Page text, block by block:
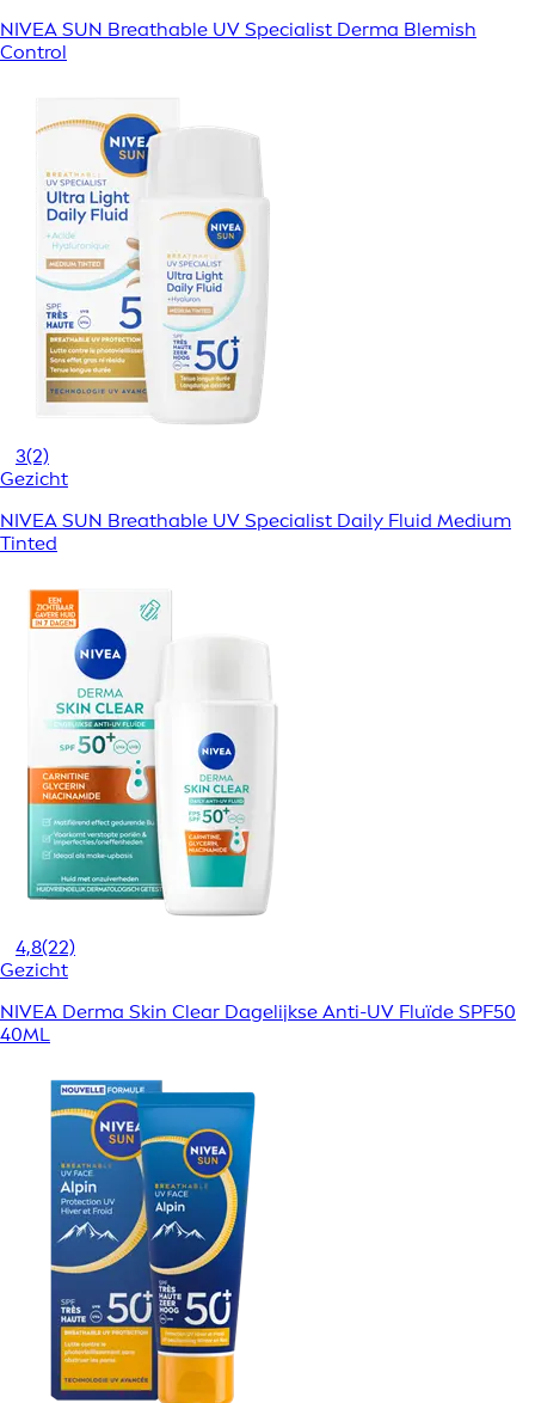
NIVEA SUN Breathable UV Specialist Derma Blemish
Control
3(2)
Gezicht
NIVEA SUN Breathable UV Specialist Daily Fluid Medium
Tinted
4,8(22)
Gezicht
NIVEA Derma Skin Clear Dagelijkse Anti-UV Fluïde SPF50
40ML